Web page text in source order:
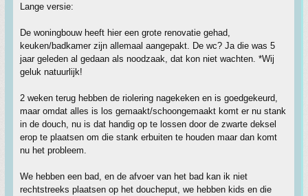
Lange versie:
De woningbouw heeft hier een grote renovatie gehad,
keuken/badkamer zijn allemaal aangepakt. De wc? Ja die was 5
jaar geleden al gedaan als noodzaak, dat kon niet wachten. *Wij
geluk natuurlijk!
2 weken terug hebben de riolering nagekeken en is goedgekeurd,
maar omdat alles is los gemaakt/schoongemaakt komt er nu stank
in de douch, nu is dat handig op te lossen door de zwarte deksel
erop te plaatsen om die stank erbuiten te houden maar dan komt
nu het probleem.
We hebben een bad, en de afvoer van het bad kan ik niet
rechtstreeks plaatsen op het doucheput, we hebben kids en die